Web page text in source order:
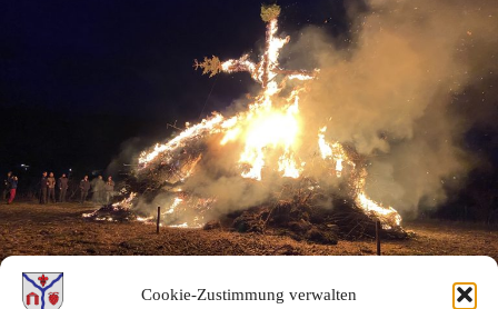
Cookie-Zustimmung verwalten